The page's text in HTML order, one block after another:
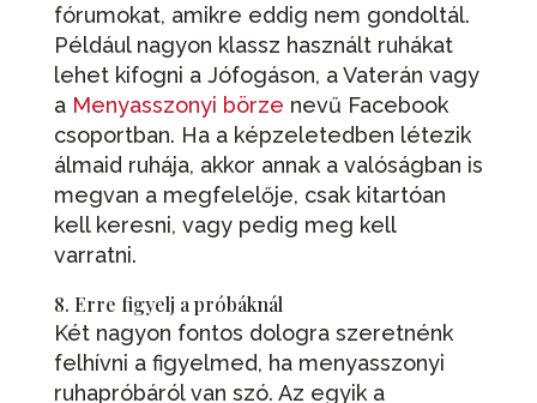
fórumokat, amikre eddig nem gondoltál.
Például nagyon klassz használt ruhákat
lehet kifogni a Jófogáson, a Vaterán vagy
a Menyasszonyi börze nevű Facebook
csoportban. Ha a képzeletedben létezik
álmaid ruhája, akkor annak a valóságban is
megvan a megfelelője, csak kitartóan
kell keresni, vagy pedig meg kell
varratni.
8. Erre figyelj a próbáknál
Két nagyon fontos dologra szeretnénk
felhívni a figyelmed, ha menyasszonyi
ruhapróbáról van szó. Az egyik a